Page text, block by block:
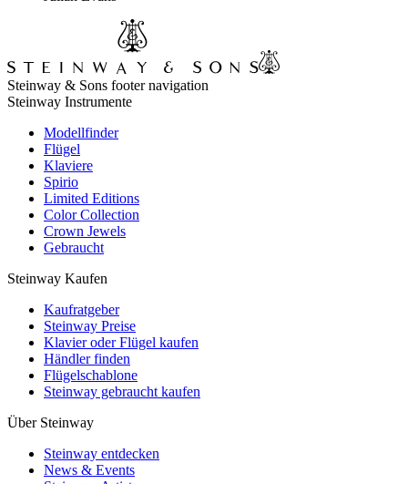
Steinway & Sons footer navigation
Steinway Instrumente
Modellfinder
Flügel
Klaviere
Spirio
Limited Editions
Color Collection
Crown Jewels
Gebraucht
Steinway Kaufen
Kaufratgeber
Steinway Preise
Klavier oder Flügel kaufen
Händler finden
Flügelschablone
Steinway gebraucht kaufen
Über Steinway
Steinway entdecken
News & Events